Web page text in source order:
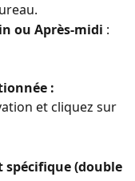
ou Après-midi :
:
et cliquez sur
(double